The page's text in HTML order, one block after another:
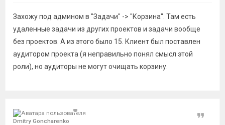
Захожу под админом в "Задачи" -> "Корзина". Там есть
удаленные задачи из других проектов и задачи вообще
без проектов. А из этого было 15. Клиент был поставлен
аудитором проекта (я неправильно понял смысл этой
роли), но аудиторы не могут очищать корзину.
Dmitry Goncharenko
Цитата